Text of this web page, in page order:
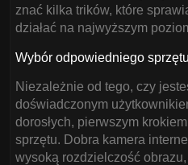
znać kilka trików, które
działać na najwyższym
Wybór odpowiedniego sprzętu
Niezależnie od tego, czy
doświadczonym
dorosłych, pierwszym
sprzętu. Dobra kamera
wysoką rozdzielczość